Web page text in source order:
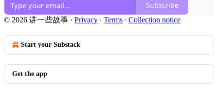
Subscribe
© 2026 讲一些故事 · Privacy ∙ Terms ∙ Collection notice
Start your Substack
Get the app